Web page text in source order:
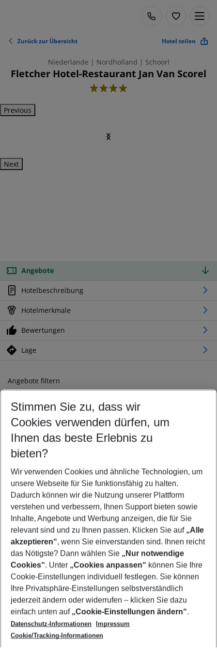
Zurück zur Übersicht Hotel teilen
Niederlande | Nordholland | Schoorl
Fletcher Hotel-Restaurant Jan Van Scorel
4
Previous
Next
Angebote
Hotelbeschreibung
Hotelmerkmale
Bewertungen
Lage
Angebote filtern
Ändern Sie Ihre Kriterien nach Ihren Wünschen
Abflughafen wählen
Beliebiger Abflughafen
Reisezeitraum wählen
08.08.26– 06.08.27 5-8 Nächte
2 Erwachsene Keine Kinder
Mehr Filter anzeigen
Footer
Footer navigation
Über uns
AGB
Cookie-Einstellungen ändern
Cookie-Richtlinie
Datenschutz
Service & Hilfe
Barrierefreies Reisen
Check-in
Folgen Sie uns
Stimmen Sie zu, dass wir
Cookies verwenden dürfen, um
Ihnen das beste Erlebnis zu
bieten?
Wir verwenden Cookies und ähnliche Technologien, um
unsere Webseite für Sie funktionsfähig zu halten.
Dadurch können wir die Nutzung unserer Plattform
verstehen und verbessern, Ihnen Support bieten sowie
Inhalte, Angebote und Werbung anzeigen, die für Sie
relevant sind und zu Ihnen passen. Klicken Sie auf „Alle
akzeptieren“, wenn Sie einverstanden sind. Ihnen reicht
das Nötigste? Dann wählen Sie „Nur notwendige
Cookies“. Unter „Cookies anpassen“ können Sie Ihre
Cookie-Einstellungen individuell festlegen. Sie können
Ihre Privatsphäre-Einstellungen selbstverständlich
jederzeit ändern oder widerrufen – klicken Sie dazu
einfach unten auf „Cookie-Einstellungen ändern“.
Datenschutz-Informationen
Impressum
Cookie/Tracking-Informationen